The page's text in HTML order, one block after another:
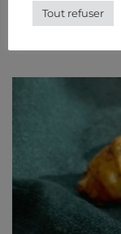
Tout refuser